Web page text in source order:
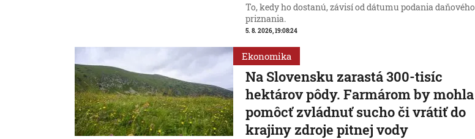
To, kedy ho dostanú, závisí od dátumu podania daňového
priznania.
5. 8. 2026, 19:08:24
Ekonomika
Na Slovensku zarastá 300-tisíc
hektárov pôdy. Farmárom by mohla
pomôcť zvládnuť sucho či vrátiť do
krajiny zdroje pitnej vody